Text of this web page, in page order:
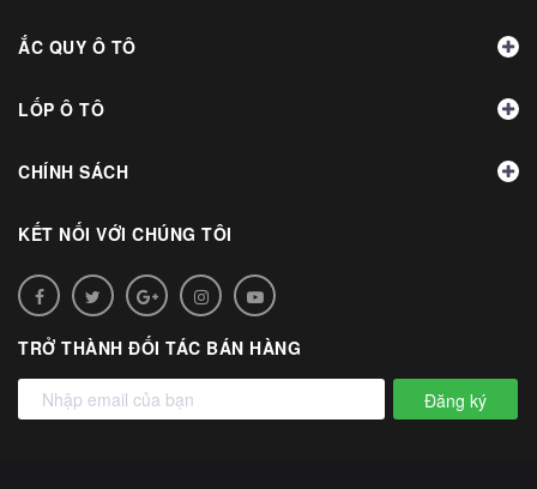
ẮC QUY Ô TÔ
LỐP Ô TÔ
CHÍNH SÁCH
KẾT NỐI VỚI CHÚNG TÔI
TRỞ THÀNH ĐỐI TÁC BÁN HÀNG
Đăng ký